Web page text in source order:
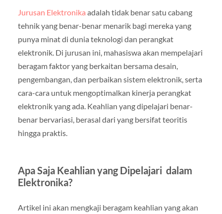
Jurusan Elektronika adalah tidak benar satu cabang
tehnik yang benar-benar menarik bagi mereka yang
punya minat di dunia teknologi dan perangkat
elektronik. Di jurusan ini, mahasiswa akan mempelajari
beragam faktor yang berkaitan bersama desain,
pengembangan, dan perbaikan sistem elektronik, serta
cara-cara untuk mengoptimalkan kinerja perangkat
elektronik yang ada. Keahlian yang dipelajari benar-
benar bervariasi, berasal dari yang bersifat teoritis
hingga praktis.
Apa Saja Keahlian yang Dipelajari dalam
Elektronika?
Artikel ini akan mengkaji beragam keahlian yang akan